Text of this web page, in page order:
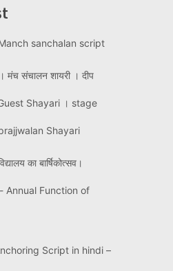
Manch sanchalan script
मंच संचालन शायरी । दीप
Shayari । stage
Shayari
का बार्षिकोत्सव।
Annual Function of
Script in hindi –